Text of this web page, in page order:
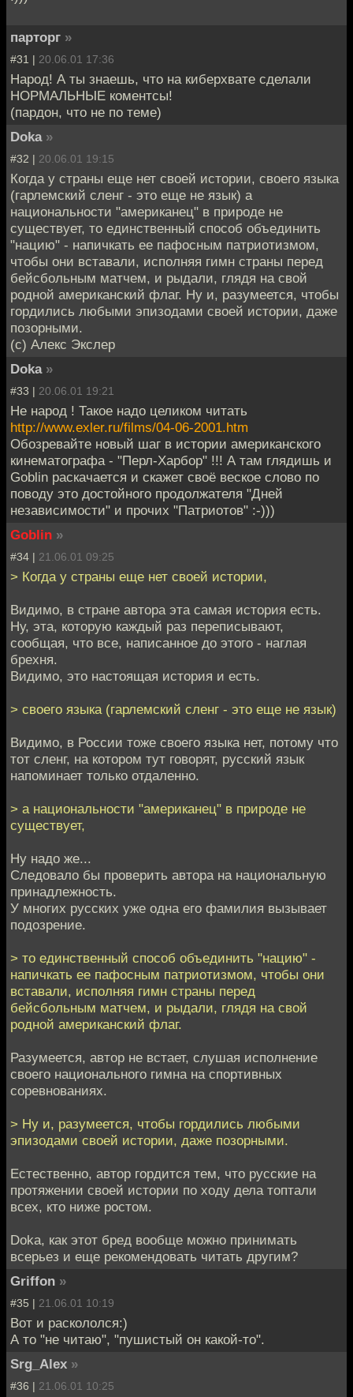
парторг »
#31 | 20.06.01 17:36
Народ! А ты знаешь, что на киберхвате сделали
НОРМАЛЬНЫЕ коментсы!
(пардон, что не по теме)
Doka »
#32 | 20.06.01 19:15
Когда у страны еще нет своей истории, своего языка
(гарлемский сленг - это еще не язык) а
национальности "американец" в природе не
существует, то единственный способ объединить
"нацию" - напичкать ее пафосным патриотизмом,
чтобы они вставали, исполняя гимн страны перед
бейсбольным матчем, и рыдали, глядя на свой
родной американский флаг. Ну и, разумеется, чтобы
гордились любыми эпизодами своей истории, даже
позорными.
(c) Алекс Экслер
Doka »
#33 | 20.06.01 19:21
Не народ ! Такое надо целиком читать
http://www.exler.ru/films/04-06-2001.htm
Обозревайте новый шаг в истории американского
кинематографа - "Перл-Харбор" !!! А там глядишь и
Goblin раскачается и скажет своё веское слово по
поводу это достойного продолжателя "Дней
независимости" и прочих "Патриотов" :-)))
Goblin »
#34 | 21.06.01 09:25
> Когда у страны еще нет своей истории,
Видимо, в стране автора эта самая история есть.
Ну, эта, которую каждый раз переписывают,
сообщая, что все, написанное до этого - наглая
брехня.
Видимо, это настоящая история и есть.
> своего языка (гарлемский сленг - это еще не язык)
Видимо, в России тоже своего языка нет, потому что
тот сленг, на котором тут говорят, русский язык
напоминает только отдаленно.
> а национальности "американец" в природе не
существует,
Ну надо же...
Следовало бы проверить автора на национальную
принадлежность.
У многих русских уже одна его фамилия вызывает
подозрение.
> то единственный способ объединить "нацию" -
напичкать ее пафосным патриотизмом, чтобы они
вставали, исполняя гимн страны перед
бейсбольным матчем, и рыдали, глядя на свой
родной американский флаг.
Разумеется, автор не встает, слушая исполнение
своего национального гимна на спортивных
соревнованиях.
> Ну и, разумеется, чтобы гордились любыми
эпизодами своей истории, даже позорными.
Естественно, автор гордится тем, что русские на
протяжении своей истории по ходу дела топтали
всех, кто ниже ростом.
Doka, как этот бред вообще можно принимать
всерьез и еще рекомендовать читать другим?
Griffon »
#35 | 21.06.01 10:19
Вот и раскололся:)
А то "не читаю", "пушистый он какой-то".
Srg_Alex »
#36 | 21.06.01 10:25